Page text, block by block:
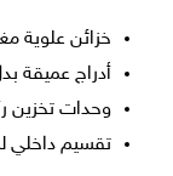
خزائن علوية
أدراج عميقة
وحدات تخزين
تقسيم داخلي